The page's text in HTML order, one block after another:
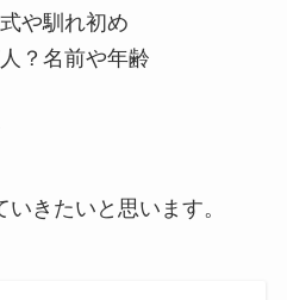
や馴れ初め
？名前や年齢
きたいと思います。